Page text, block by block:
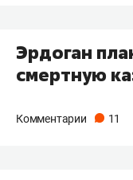
Эрдоган
смертную
Комментарии 11